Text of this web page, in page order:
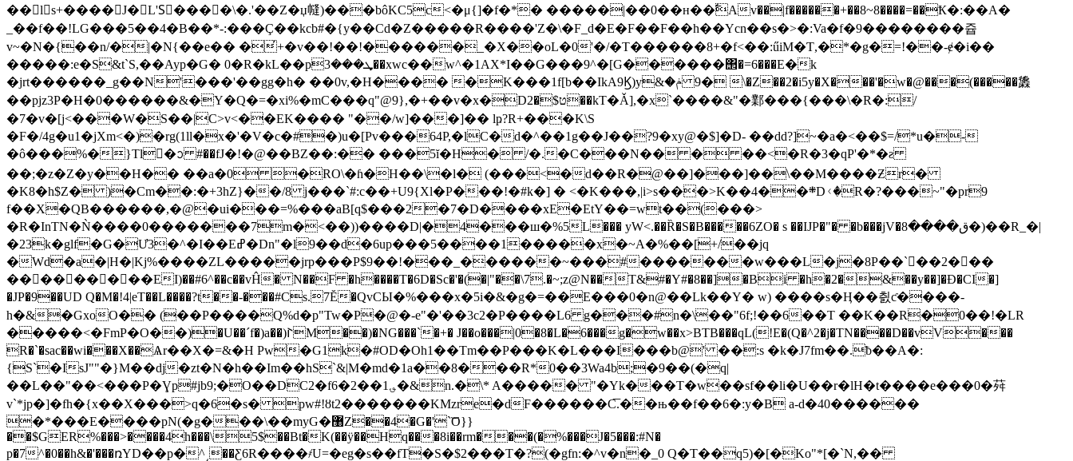
��ls+����J�L'Sِ����\�.'��Z�џ㡝)���bôKC5c<�μ{]�f�*� �����|��0��ʜ��߱Av��|f������+��8~8����=��Ҟ�:��A�
_��f��!LG���5��4�B��*-:���Ç��kcb#�{y��Cd�Z�����R����'Z�\�F_d�E�F��F��h��Ycn��s�>�:Va�f�9��������쥽
v~�N�{��n/�|�N{��e�� �̓+�v��!��!������_�X��oL�0'�/�T������8+�f<��:űiM�Ƭ,�*�g�=!��-ɇ�i��
�����:e�S&t`S,��Ayp�G� 0�R�kL��pܜ���3��xwc��w^�1AX*I��G���9^�[G������΢�=6���E�k
�jrt������_g��N'���'��gg�h� ��0v,�H���� �K���1f[b��IkA9Ϗ)y&ݥ� �9 \�Z��2�i5y�X���'�w�@���(�����䵈
��pjz3P�H�0������&�Y�Q�=�xi%�mC���q"@9},�+��v�x�Dט$�2��kT�Ǎ],�x`����&"�鄴���{���\�R�:/
�7�v�[j<���W�S��|C>v<��EK���� "��/w]��؜�]�� lҏ?R+���K\S
�F�/4g�u1�jXm<�)�rg(1ll�x�'�V�c�#�)u�[Pv���64P,�lC�d�^��1g��J��?9�xy@�$]�D- ��dd?]~�a�<��$=/*u�-
�ô���%�}Tl�ᩣ #��fJ�!�@��BZ��:�� ���5ĭ�H� /�.�C���N�� � ��<�R�3�qP'�*�ƨ
��;�z�Z�y��H�� ��a�0 �RO\�ɦ�H��\�l� (���<�d��R�@��]���]��\��M����Ƶr�
�K8�h$Z� )�Cm��:�+3hZ}��/8 j���`#:c��+U9{Xl�P���!�#k�] � <�K���,|i>s���>K��4��܍Dᚲ�R�?���~"�pr9
f��X�QB������,�@�ui���=%���aB[q$���2�7�D����xE�EtY��=wt��(���>
�R�InTN�Ǹ����0�������7m�<��))����D|�4���ш�%5L��� yW<.��Ȑ�S�B�����6ZO� s ��ĲP�"� �b���jV�ق����8�)��R_�|
�23k�glf�G�Ư3�^�I��Eߝ�Dn"�l9��d�6up���5����1�����x�~A�%��[+/��jq
�Wd�a�|H�|Kj%����ZL�����jrp���P$9��!���_������~���#�������w���L�j�8P��`󈁗��2���
���������EI)��#6^��c��vĤ� N��F �h����T�6D�Sc�'�(�|"��\7.�~;z@N��T&#�Y#�8��]�Bi �h�2�&��y��]�Đ�CI�]
�JP�9��UD Q�M�!4|eT��L����?t��-���#Cs.7Ĕ�QvCЫ�%���x�5i�&�g�=��E���0�n@��Lk��Y� w) ����s�Ӊ��칈ƈ����-
h�&�GxoO�� (��P����Q%d�p"Tw�P�@�-e"�'��3c2�P����L6 g���#n�\��"6f;!��6��T ��K��R�0��!�LR
�����<�FmP�О��)�U��´f�)a��)ꚹM��)�NG���`�+� J��o���|0�8�L�6���g�w��x>BTB���qL(!E�(Q�^2�j�TN����D��vV���
R�`�sac��wi���X��Ѧr��X�=&�H Pw�G1k�#OD�Oh1��Tm��P���K�L���I���b@' ��:s �k�J7fm��.ƀ��A�:
{S`�IsJ""�}M��dj�zt�N�h��Im��hS`&|M�md�1a��8���R*0��3Wa4b;�9��(�q|
��L��"��<���P�Ɣp#jb9;�O��DC2�f؈1��2�6�&n.�\* A����� "�Yk���T�w��sf��li�U��r�lH�t����e���0�荈
v`*jp�]�fh�{x��X���>q�6�s� pw#!ȣt2�������KMzre�dF������C͞.��њ��f��6�:y�B a-d�40������
�*���E����pN(�g���\��myG�޸Z��4�G�'`͝O}}
��$GER%���>����4h���\5$��Bt�K(��ÿ��Hq���8i��rm���(�%���J�5���:#N�
p�7^�0��h&�'���ռYD��p�^͵��Ƹ6R����҂U=�eg�s��fT�S�$2���T�?(�gfn:�^v�n�_0 Q�T��q5)�[�Ko"*[�`N,��